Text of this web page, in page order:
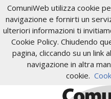
ComuniWeb utilizza cookie
navigazione e fornirti un
ulteriori informazioni ti
Cookie Policy. Chiudendo
pagina, cliccando su un link
navigazione in altra
cookie.